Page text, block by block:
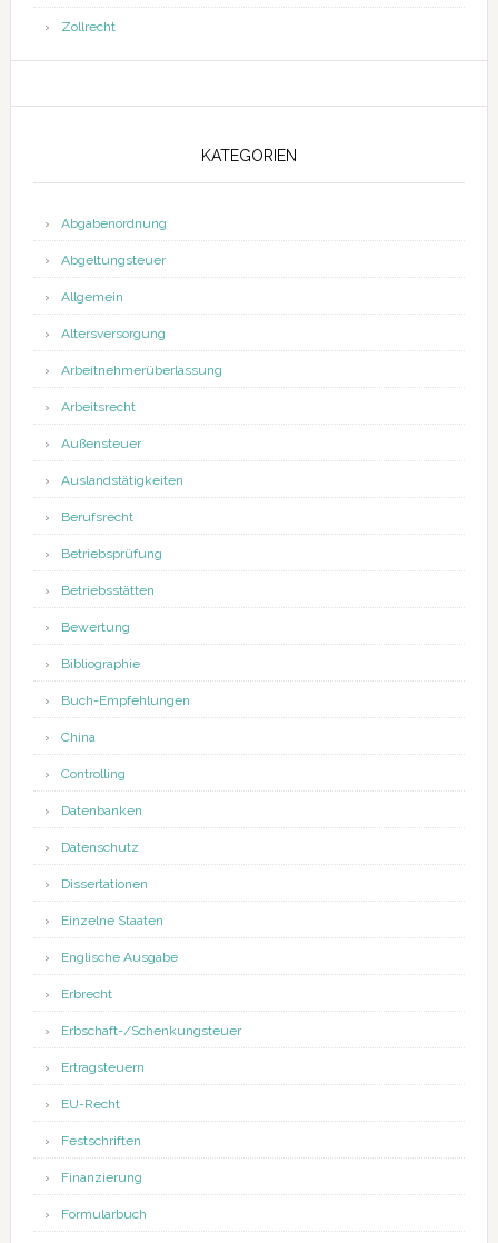
Zollrecht
KATEGORIEN
Abgabenordnung
Abgeltungsteuer
Allgemein
Altersversorgung
Arbeitnehmerüberlassung
Arbeitsrecht
Außensteuer
Auslandstätigkeiten
Berufsrecht
Betriebsprüfung
Betriebsstätten
Bewertung
Bibliographie
Buch-Empfehlungen
China
Controlling
Datenbanken
Datenschutz
Dissertationen
Einzelne Staaten
Englische Ausgabe
Erbrecht
Erbschaft-/Schenkungsteuer
Ertragsteuern
EU-Recht
Festschriften
Finanzierung
Formularbuch